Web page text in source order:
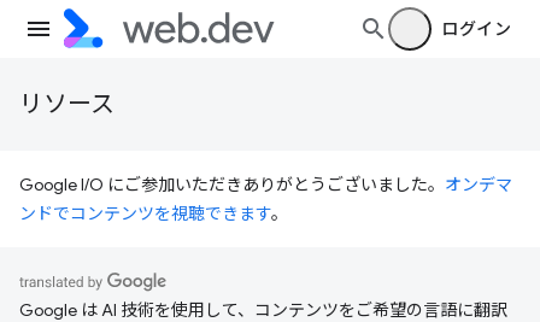
ログイン
リソース
Google I/O にご参加いただきありがとうございました。 オンデマ
ンドでコンテンツを視聴できます。
Google は AI 技術を使用して、コンテンツをご希望の言語に翻訳